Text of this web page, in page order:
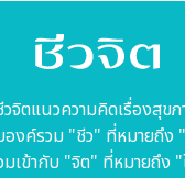
วจิตแนวความคิดเรื่องสุข
งค์รวม "ชีว" ที่หมายถึง
มเข้ากับ "จิต" ที่หมายถึง "